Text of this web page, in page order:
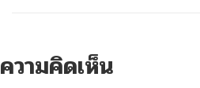
ความคิดเห็น